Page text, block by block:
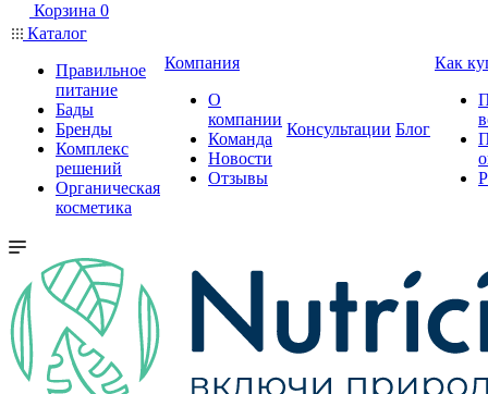
Корзина 0
Каталог
Правильное
питание
Бады
Бренды
Комплекс
решений
Органическая
косметика
Компания
О
компании
Команда
Новости
Отзывы
Консультации Блог
Как